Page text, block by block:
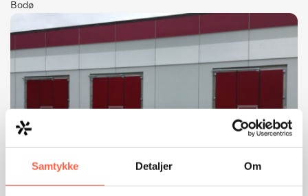
Samtykke Detaljer Om
Bodø